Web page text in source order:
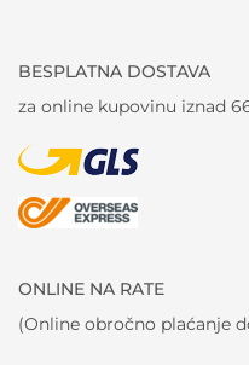
BESPLATNA DOSTAVA
za online kupovinu iznad
ONLINE NA RATE
(Online obročno plaćanje